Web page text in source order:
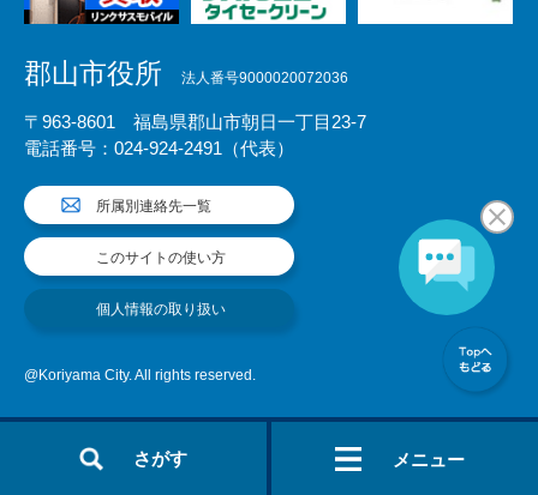
さがす メニュー
郡山市役所 法人番号9000020072036
〒963-8601 福島県郡山市朝日一丁目23-7
電話番号：024-924-2491（代表）
所属別連絡先一覧
このサイトの使い方
個人情報の取り扱い
@Koriyama City. All rights reserved.